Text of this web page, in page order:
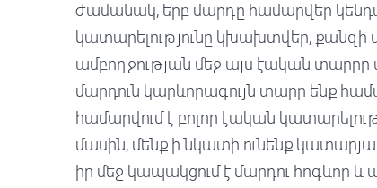
ժամանակ, երբ մարդը համարվեր
կատարելությունը կխախտվեր, քանզի
ամբողջության մեջ այս էական
մարդուն կարևորագույն տարր ենք
համարվում է բոլոր էական
մասին, մենք ի նկատի ունենք
իր մեջ կապակցում է մարդու հոգևոր և